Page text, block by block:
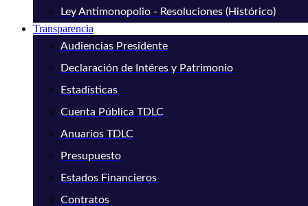
Ley Antimonopolio - Resoluciones (Histórico)
Transparencia
Audiencias Presidente
Declaración de Intéres y Patrimonio
Estadísticas
Cuenta Pública TDLC
Anuarios TDLC
Presupuesto
Estados Financieros
Contratos